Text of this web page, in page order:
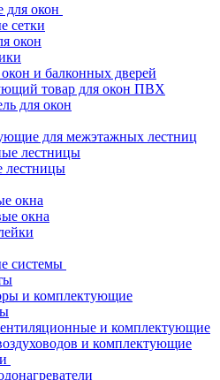
окон
сетки
окон
и балконных дверей
товар для окон ПВХ
для окон
для межэтажных лестниц
лестницы
лестницы
окна
окна
системы
и комплектующие
и комплектующие
и комплектующие